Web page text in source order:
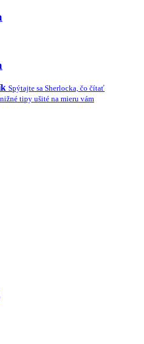
Spýtajte sa Sherlocka, čo čítať
tipy ušité na mieru vám